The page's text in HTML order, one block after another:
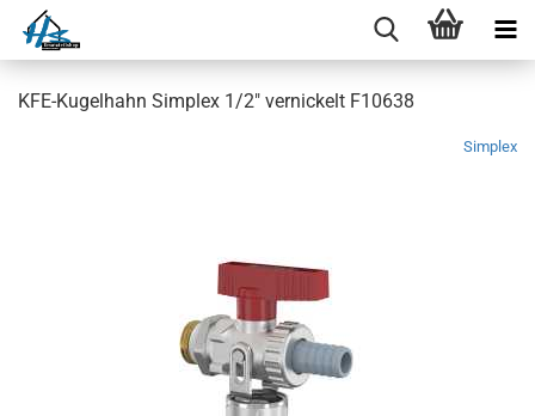
KFE-Kugelhahn Simplex 1/2" vernickelt F10638
Simplex